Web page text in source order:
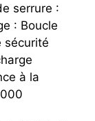
serrure :
: Boucle
sécurité
à la